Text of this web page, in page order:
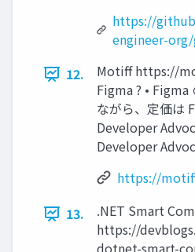
https://
engineer-
12.
Motiff https://
Figma ? •
ながら、定価は
Developer
Developer
https://
13.
.NET Smart
https://